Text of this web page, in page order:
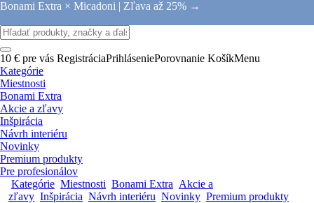
Bonami Extra × Micadoni | Zľava až 25% →
10 € pre vás RegistráciaPrihláseniePorovnanie KošíkMenu
Kategórie
Miestnosti
Bonami Extra
Akcie a zľavy
Inšpirácia
Návrh interiéru
Novinky
Premium produkty
Pre profesionálov
Kategórie Miestnosti Bonami Extra Akcie a
zľavy Inšpirácia Návrh interiéru Novinky Premium produkty